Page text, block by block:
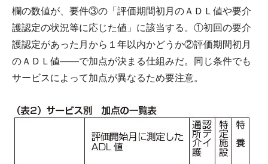
欄の数値が、要件③の「評価期間初月のＡＤＬ値や要介
護認定の状況等に応じた値」に該当する。①初回の要介
護認定があった月から１年以内かどうか②評価期間初月
のＡＤＬ値――で加点が決まる仕組みだ。同じ条件でも
サービスによって加点が異なるため要注意。